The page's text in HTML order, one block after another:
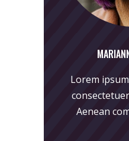
Lorem
Aenean